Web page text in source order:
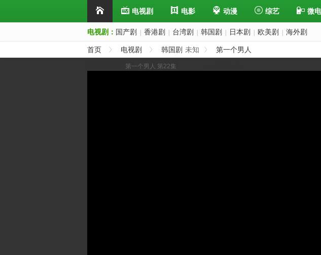
电视剧 电影 动漫 综艺 微
电视剧： 国产剧 香港剧 台湾剧 韩国剧 日本剧 欧美剧 海外剧
首页 电视剧 韩国剧 未知 第一个男人
第一个男人 第22集